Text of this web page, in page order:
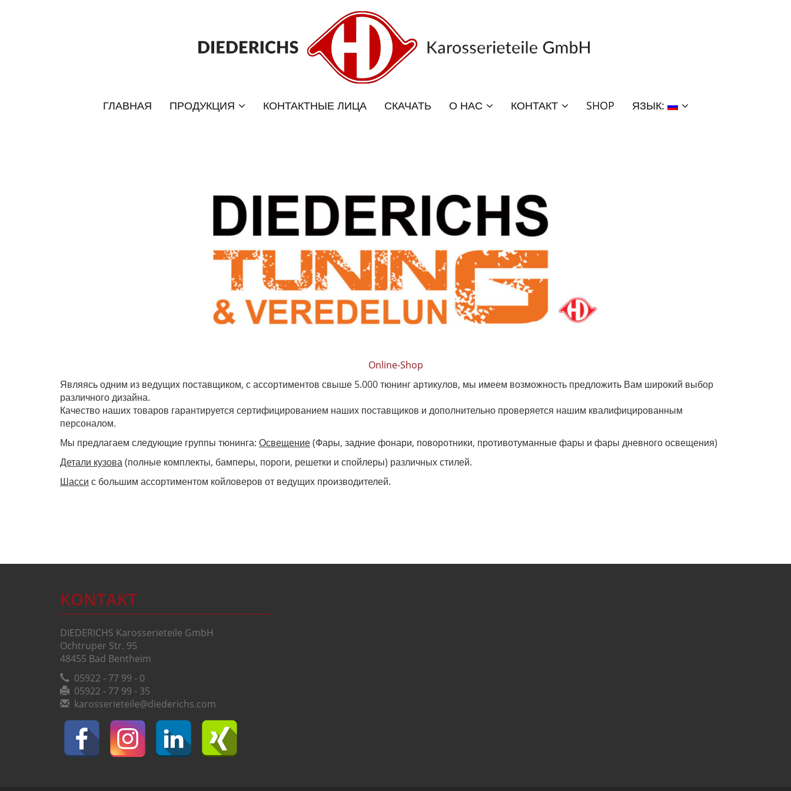
ГЛАВНАЯ ПРОДУКЦИЯ КОНТАКТНЫЕ ЛИЦА СКАЧАТЬ О НАС КОНТАКТ SHOP ЯЗЫК:
Online-Shop
Являясь одним из ведущих поставщиком, с ассортиментов свыше 5.000 тюнинг артикулов, мы имеем возможность предложить Вам широкий выбор
различного дизайна.
Качество наших товаров гарантируется сертифицированием наших поставщиков и дополнительно проверяется нашим квалифицированным
персоналом.
Мы предлагаем следующие группы тюнинга: Освещение(Фары, задние фонари, поворотники, противотуманные фары и фары дневного освещения)
Детали кузова(полные комплекты, бамперы, пороги, решетки и спойлеры) различных стилей.
Шасси с большим ассортиментом койловеров от ведущих производителей.
KONTAKT
DIEDERICHS Karosserieteile GmbH
Ochtruper Str. 95
48455 Bad Bentheim
05922 - 77 99 - 0
05922 - 77 99 - 35
karosserieteile@diederichs.com